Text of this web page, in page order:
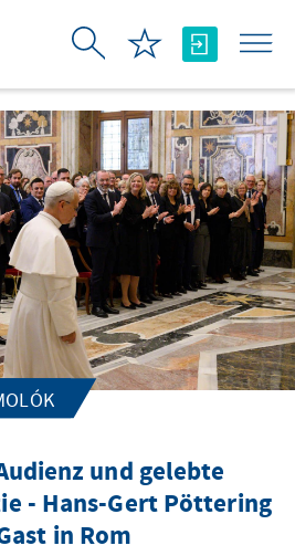
und gelebte
- Hans-Gert Pöttering
in Rom